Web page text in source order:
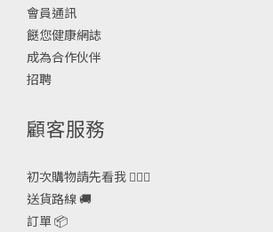
會員通訊
餸您健康網誌
成為合作伙伴
招聘
顧客服務
初次購物請先看我 🙋🏻‍♀️
送貨路線 🚚
訂單 📦